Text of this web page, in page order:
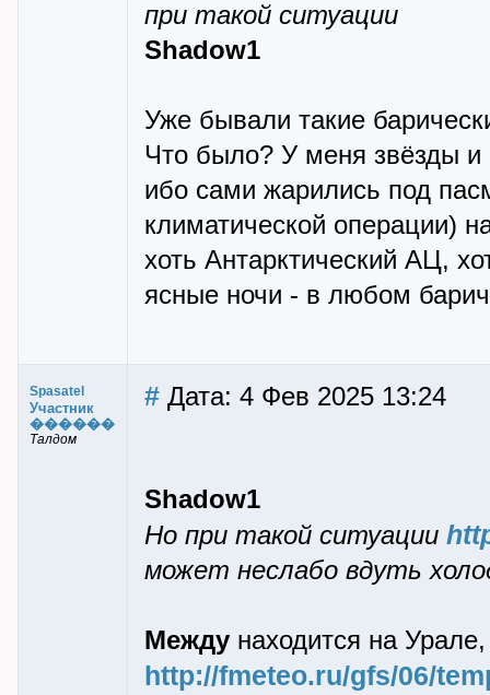
при такой ситуации
Shadow1
Уже бывали такие
Что было? У меня звёзды и
ибо сами жарились под
климатической операции)
хоть Антарктический АЦ,
ясные ночи - в любом
Spasatel
Участник
������
Талдом
# Дата: 4 Фев 2025 13:24
Shadow1
Но при такой ситуации
может неслабо вдуть
Между находится на
http://fmeteo.ru/gfs/06/